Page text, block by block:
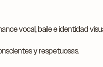
vocal, baile e identidad
y respetuosas.